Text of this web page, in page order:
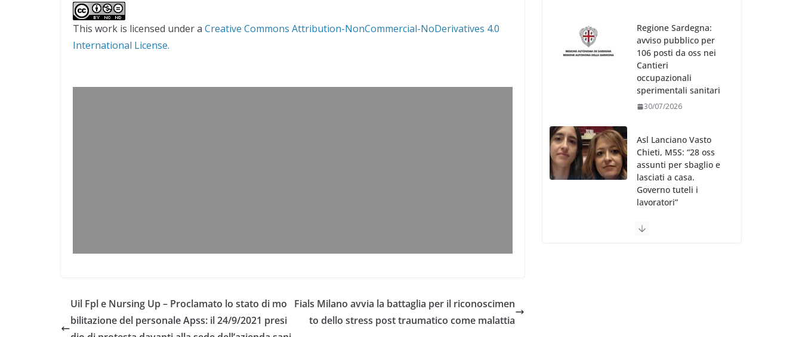
This work is licensed under a Creative Commons Attribution-NonCommercial-NoDerivatives 4.0
International License.
Uil Fpl e Nursing Up – Proclamato lo stato di mo
bilitazione del personale Apss: il 24/9/2021 presi
Fials Milano avvia la battaglia per il riconoscimen
to dello stress post traumatico come malattia
Regione Sardegna:
avviso pubblico per
106 posti da oss nei
Cantieri
occupazionali
sperimentali sanitari
30/07/2026
Asl Lanciano Vasto
Chieti, M5S: “28 oss
assunti per sbaglio e
lasciati a casa.
Governo tuteli i
lavoratori”